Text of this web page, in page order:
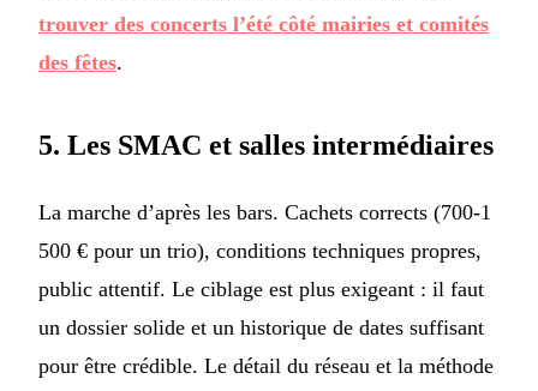
trouver des concerts l’été côté mairies et comités
des fêtes.
5. Les SMAC et salles intermédiaires
La marche d’après les bars. Cachets corrects (700-1
500 € pour un trio), conditions techniques propres,
public attentif. Le ciblage est plus exigeant : il faut
un dossier solide et un historique de dates suffisant
pour être crédible. Le détail du réseau et la méthode